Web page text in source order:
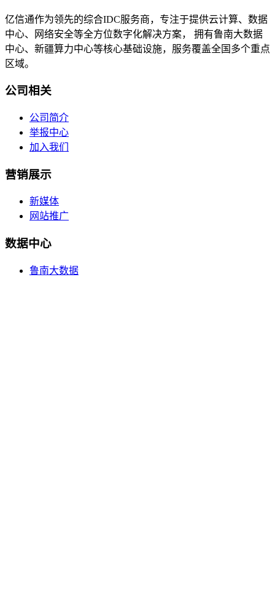
亿信通作为领先的综合IDC服务商，专注于提供云计算、数据
中心、网络安全等全方位数字化解决方案， 拥有鲁南大数据
中心、新疆算力中心等核心基础设施，服务覆盖全国多个重点
区域。
公司相关
公司简介
举报中心
加入我们
营销展示
新媒体
网站推广
数据中心
鲁南大数据